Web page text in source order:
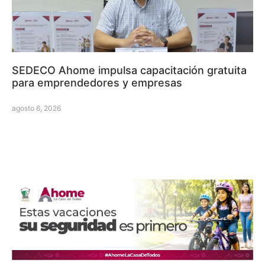
SEDECO Ahome impulsa capacitación gratuita
para emprendedores y empresas
agosto 6, 2026